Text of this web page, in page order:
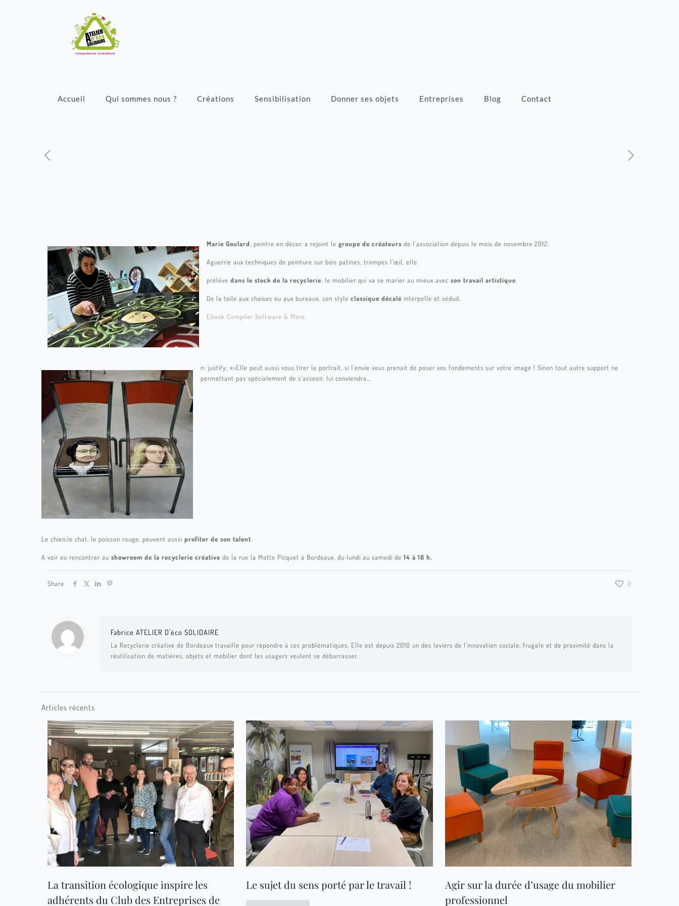
Accueil Qui sommes nous ? Créations Sensibilisation Donner ses objets Entreprises Blog Contact
Marie Goulard , peintre en décor, a rejoint le groupe de créateurs de l’association depuis le mois de novembre 2012.
Aguerrie aux techniques de peinture sur bois patines, trompes l’œil, elle
prélève dans le stock de la recyclerie , le mobilier qui va se marier au mieux avec son travail artistique
De la toile aux chaises ou aux bureaux, son style classique décalé interpelle et séduit.
Ebook Compiler Software & More
n: justify; »>Elle peut aussi vous tirer le portrait, si l’envie vous prenait de poser vos fondements sur votre image ! Sinon tout autre support ne
permettant pas spécialement de s’asseoir, lui conviendra…
Le chien, le chat, le poisson rouge, peuvent aussi profiter de son talent
A voir ou rencontrer au showroom de la recyclerie créative de la rue la Motte Picquet à Bordeaux, du lundi au samedi de 14 à 18 h.
Share 0
Fabrice ATELIER D'éco SOLIDAIRE
La Recyclerie créative de Bordeaux travaille pour répondre à ces problématiques. Elle est depuis 2010 un des leviers de l’innovation sociale, frugale et de proximité dans la
réutilisation de matières, objets et mobilier dont les usagers veulent se débarrasser.
Articles récents
La transition écologique inspire les
adhérents du Club des Entreprises de
Le sujet du sens porté par le travail !
Agir sur la durée d’usage du mobilier
professionnel